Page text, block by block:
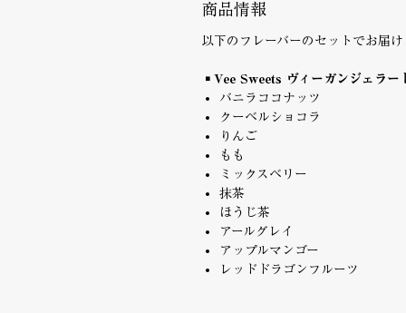
商品情報
以下のフレーバーのセットでお届け
▪️Vee Sweets ヴィーガンジェラ
バニラココナッツ
クーベルショコラ
りんご
もも
ミックスベリー
抹茶
ほうじ茶
アールグレイ
アップルマンゴー
レッドドラゴンフルーツ